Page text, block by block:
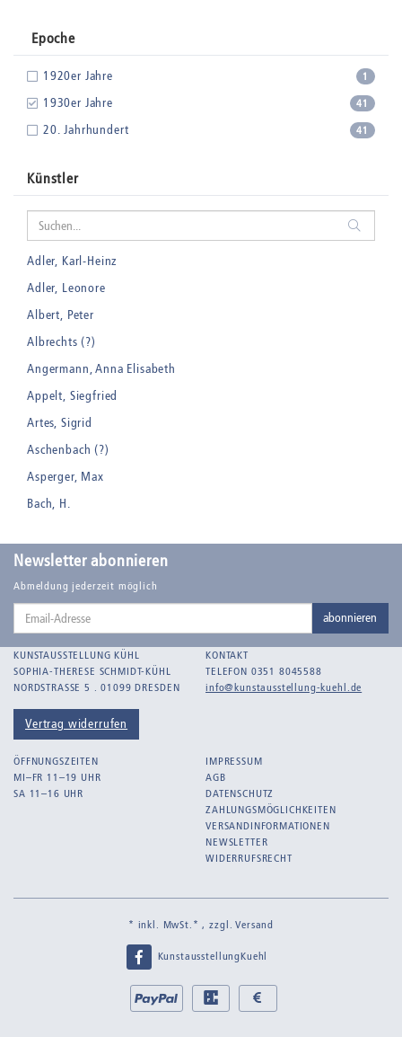
Epoche
1
1920er Jahre
41
1930er Jahre
41
20. Jahrhundert
Künstler
Adler, Karl-Heinz
Adler, Leonore
Albert, Peter
Albrechts (?)
Angermann, Anna Elisabeth
Appelt, Siegfried
Artes, Sigrid
Aschenbach (?)
Asperger, Max
Bach, H.
Balden, Theo , eigentlich Otto Koehler
Balden-Wolff, Annemarie
Bankroth, Bernd
Bankroth, Ursula
Barth, Arthur Julius
Bartnig, Horst
Bartzsch, Paul Kurt
Becker, F.
Beckmann, Max
Birnstengel, Richard
Blume-Benzler, Christel
Newsletter abonnieren
Abmeldung jederzeit möglich
Email-
abonnieren
KUNSTAUSSTELLUNG KÜHL
SOPHIA-THERESE SCHMIDT-KÜHL
NORDSTRASSE 5 . 01099 DRESDEN
Vertrag widerrufen
KONTAKT
TELEFON 0351 8045588
info@kunstausstellung-kuehl.de
ÖFFNUNGSZEITEN
MI–FR 11–19 UHR
SA 11–16 UHR
IMPRESSUM
AGB
DATENSCHUTZ
ZAHLUNGSMÖGLICHKEITEN
VERSANDINFORMATIONEN
NEWSLETTER
WIDERRUFSRECHT
* inkl. MwSt.* , zzgl.Versand
KunstausstellungKuehl
Bei
uns
PayPal
bei
bei